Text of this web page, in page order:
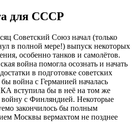
для СССР
Советский Союз начал (только
в полной мере!) выпуск некоторых
особенно танков и самолётов.
война помогла осознать и начать
в подготовке советских
война с Германией началась
вступила бы в неё на том же
войну с Финляндией. Некоторые
закончилось бы полным
Москвы вермахтом не позднее